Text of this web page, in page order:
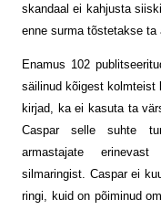
skandaal ei kahjusta
enne surma tõstetakse ta
Enamus 102
säilinud kõigest kolmteist
kirjad, ka ei kasuta ta
Caspar selle suhte
armastajate
silmaringist. Caspar ei
ringi, kuid on põiminud